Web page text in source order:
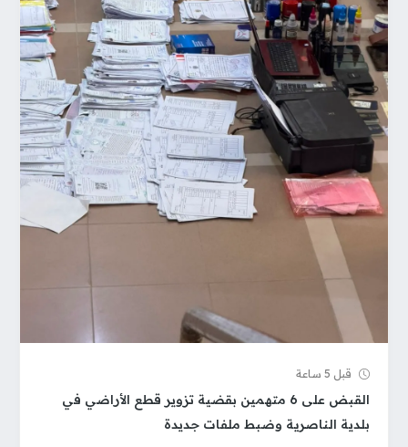
قبل 5 ساعة
القبض على 6 متهمين بقضية تزوير قطع الأراضي في
بلدية الناصرية وضبط ملفات جديدة